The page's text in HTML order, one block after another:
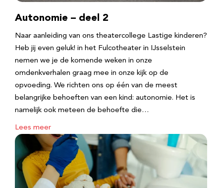
Autonomie – deel 2
Naar aanleiding van ons theatercollege Lastige kinderen?
Heb jij even geluk! in het Fulcotheater in IJsselstein
nemen we je de komende weken in onze
omdenkverhalen graag mee in onze kijk op de
opvoeding. We richten ons op één van de meest
belangrijke behoeften van een kind: autonomie. Het is
namelijk ook meteen de behoefte die…
Lees meer